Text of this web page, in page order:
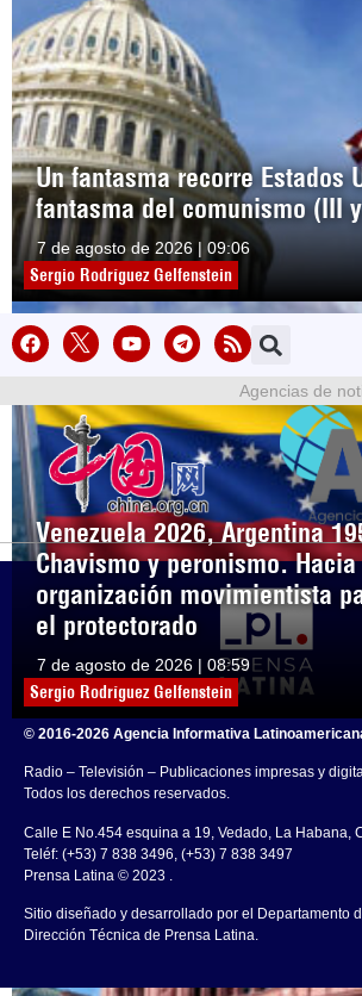
Un fantasma recorre Estados
fantasma del comunismo (III
7 de agosto de 2026 | 09:06
Sergio Rodríguez Gelfenstein
Venezuela 2026, Argentina
Chavismo y peronismo.
organización movimientista
el protectorado
7 de agosto de 2026 | 08:59
Sergio Rodríguez Gelfenstein
Agencias de
© 2016-2026 Agencia Informativa
Radio – Televisión – Publicaciones impresas y
Todos los derechos reservados.
Calle E No.454 esquina a 19, Vedado, La Habana,
Teléf: (+53) 7 838 3496, (+53) 7 838 3497
Prensa Latina © 2023 .
Sitio diseñado y desarrollado por el Departamento
Dirección Técnica de Prensa Latina.